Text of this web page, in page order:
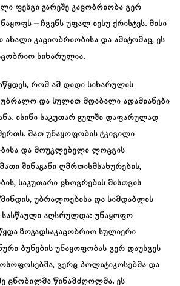
ფესვი გარეშე კაცობრიობა ვერ
– ჩვენს უფალ იესუ ქრისტეს. მისი
ახალი კაციობრიობისა და ამიტომაც, ეს
სიხარულია.
რომ ამ დიდი სიხარულის
და სულით მდაბალი ადამიანები
ისინი საკუთარ გულში დაფარულად
მათ უნაყოფობის ტკივილი
და მოუკლებელი ლოცვის
შინაგანი ღმრთისმსახურების,
საკუთარი ცხოვრების მისთვის
უბრალოებისა და სიმდაბლის
აღსრულდა: უნაყოფო
ზოგადსაკაცობრიო სულიერი
ბუნების უნაყოფობას ვერ დაუსვეს
ვერც პოლიტიკოსებმა და
ცნობილმა წინამძღოლმა. ეს